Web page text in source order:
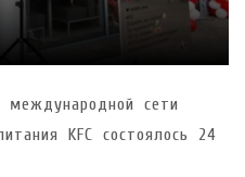
международной сети
KFC состоялось 24